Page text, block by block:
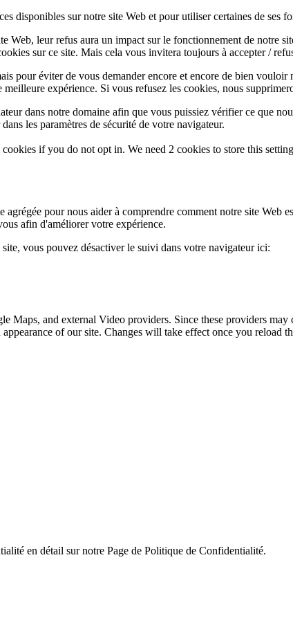
disponibles sur notre site Web et pour utiliser certaines de ses
Web, leur refus aura un impact sur le fonctionnement de notre
sur ce site. Mais cela vous invitera toujours à accepter /
pour éviter de vous demander encore et encore de bien
expérience. Si vous refusez les cookies, nous
dans notre domaine afin que vous puissiez vérifier ce que
les paramètres de sécurité de votre navigateur.
if you do not opt in. We need 2 cookies to store this
pour nous aider à comprendre comment notre site Web
afin d'améliorer votre expérience.
vous pouvez désactiver le suivi dans votre navigateur ici:
Maps, and external Video providers. Since these providers
of our site. Changes will take effect once you reload
en détail sur notre Page de Politique de Confidentialité.